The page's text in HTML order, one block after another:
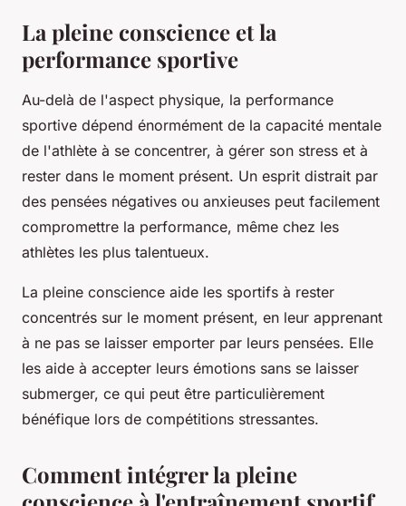
La pleine conscience et la
performance sportive
Au-delà de l'aspect physique, la performance
sportive dépend énormément de la capacité mentale
de l'athlète à se concentrer, à gérer son stress et à
rester dans le moment présent. Un esprit distrait par
des pensées négatives ou anxieuses peut facilement
compromettre la performance, même chez les
athlètes les plus talentueux.
La pleine conscience aide les sportifs à rester
concentrés sur le moment présent, en leur apprenant
à ne pas se laisser emporter par leurs pensées. Elle
les aide à accepter leurs émotions sans se laisser
submerger, ce qui peut être particulièrement
bénéfique lors de compétitions stressantes.
Comment intégrer la pleine